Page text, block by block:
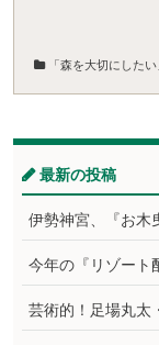
「森を大切にした
最新の投稿
伊勢神宮、『お木
今年の『リゾート
芸術的！足場丸太